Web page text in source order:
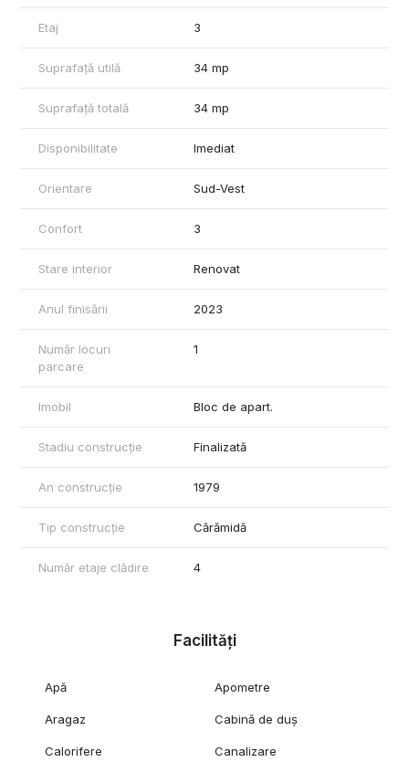
Etaj 3
Suprafață utilă 34 mp
Suprafață totală 34 mp
Disponibilitate Imediat
Orientare Sud-Vest
Confort 3
Stare interior Renovat
Anul finisării 2023
Număr locuri
parcare
1
Imobil Bloc de apart.
Stadiu construcție Finalizată
An construcție 1979
Tip construcție Cărămidă
Număr etaje clădire 4
Facilități
Apă Apometre
Aragaz Cabină de duș
Calorifere Canalizare